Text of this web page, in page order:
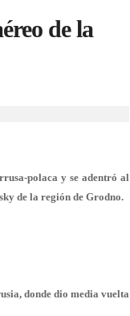
de la
polaca y se adentró al
de la región de Grodno.
donde dio media vuelta